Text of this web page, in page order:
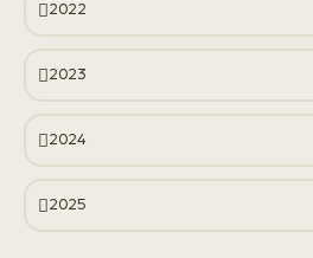
2022
2023
2024
2025